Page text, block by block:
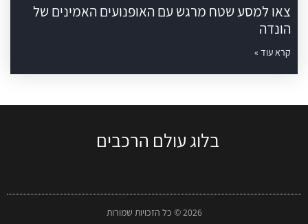
צאו למסע שטח מרגש עם האופנועים האמינים של
הונדה
קרא עוד »
בלוג עולם הרכבים
2026 © כל הזכויות שמורות